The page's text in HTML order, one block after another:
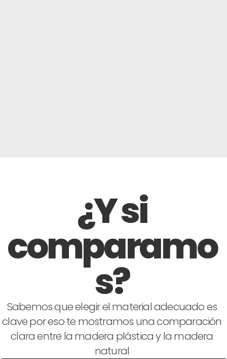
¿Y si
comparamo
s?
Sabemos que elegir el material adecuado es
clave por eso te mostramos una comparación
clara entre la madera plástica y la madera
natural